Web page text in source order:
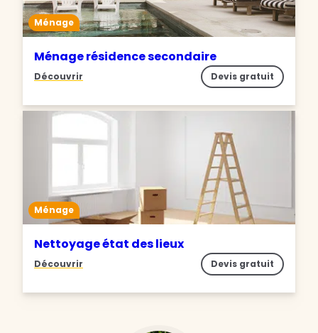
Ménage
Ménage résidence secondaire
Découvrir Devis gratuit
Ménage
Nettoyage état des lieux
Découvrir Devis gratuit